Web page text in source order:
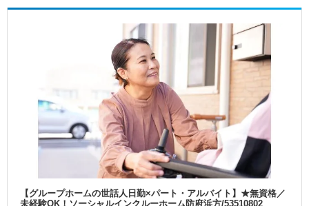
【グループホームの世話人日勤×パート・アルバイト】★無資格／
未経験OK！ソーシャルインクルーホーム防府浜方/53510802